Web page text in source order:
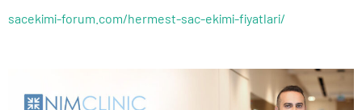
sacekimi-forum.com/hermest-sac-ekimi-fiyatlari/